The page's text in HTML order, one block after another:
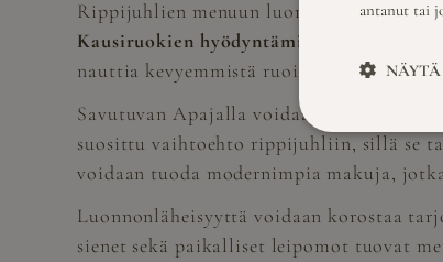
Rippijuhlien menuun luonnonkauniissa
Kausiruokien hyödyntäminen
tuo
nauttia kevyemmistä ruoista, kun taas
Savutuvan Apajalla voidaan räätälöidä
suosittu vaihtoehto rippijuhliin, sillä se
voidaan tuoda modernimpia makuja,
Luonnonläheisyyttä voidaan korostaa
sienet sekä paikalliset leipomot tuovat
antanut tai